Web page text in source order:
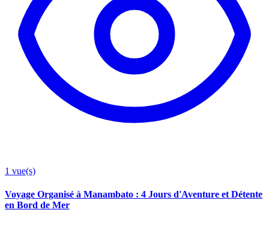
1 vue(s)
Voyage Organisé à Manambato : 4 Jours d'Aventure et Détente
en Bord de Mer